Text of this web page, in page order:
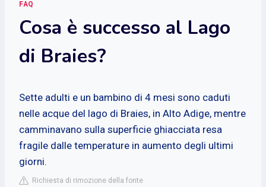
FAQ
Cosa è successo al Lago
di Braies?
Sette adulti e un bambino di 4 mesi sono caduti
nelle acque del lago di Braies, in Alto Adige, mentre
camminavano sulla superficie ghiacciata resa
fragile dalle temperature in aumento degli ultimi
giorni.
Richiesta di rimozione della fonte